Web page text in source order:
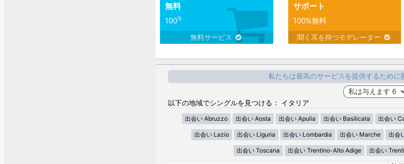
無料
100%
無料サービス
サポート
100%無料
聞く耳を持つモデレーター
私たちは最高のサービスを提供するため
以下の地域でシングルを見つける： イタリア
出会い Abruzzo 出会い Aosta 出会い Apulia 出会い Basilicata 出会い
出会い Lazio 出会い Liguria 出会い Lombardia 出会い Marche 出会
出会い Toscana 出会い Trentino-Alto Adige 出会い